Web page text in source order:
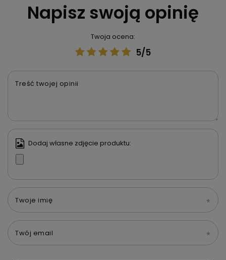
Napisz swoją opinię
Twoja ocena:
5/5
Treść twojej opinii
Dodaj własne zdjęcie produktu:
Twoje imię
Twój email